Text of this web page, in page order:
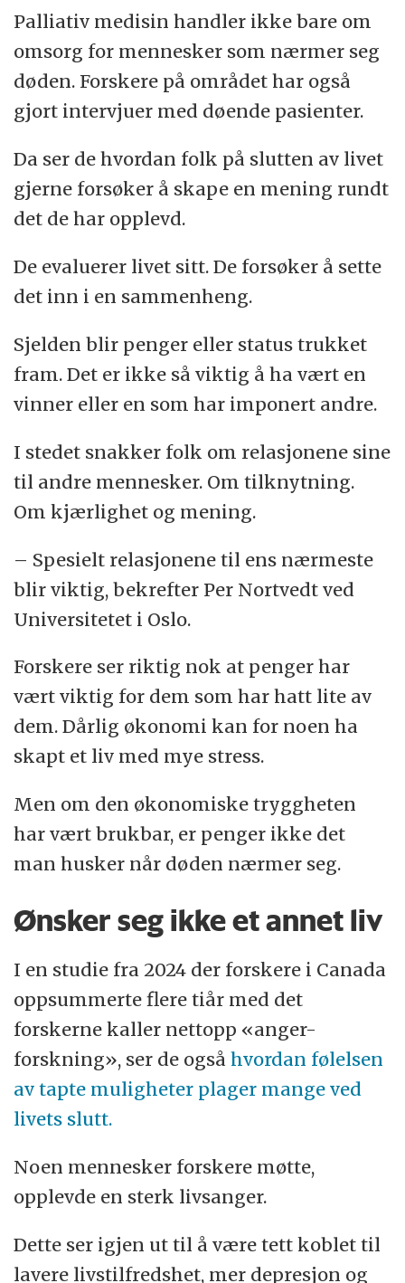
Palliativ medisin handler ikke bare om
omsorg for mennesker som nærmer seg
døden. Forskere på området har også
gjort intervjuer med døende pasienter.
Da ser de hvordan folk på slutten av livet
gjerne forsøker å skape en mening rundt
det de har opplevd.
De evaluerer livet sitt. De forsøker å sette
det inn i en sammenheng.
Sjelden blir penger eller status trukket
fram. Det er ikke så viktig å ha vært en
vinner eller en som har imponert andre.
I stedet snakker folk om relasjonene sine
til andre mennesker. Om tilknytning.
Om kjærlighet og mening.
– Spesielt relasjonene til ens nærmeste
blir viktig, bekrefter Per Nortvedt ved
Universitetet i Oslo.
Forskere ser riktig nok at penger har
vært viktig for dem som har hatt lite av
dem. Dårlig økonomi kan for noen ha
skapt et liv med mye stress.
Men om den økonomiske tryggheten
har vært brukbar, er penger ikke det
man husker når døden nærmer seg.
Ønsker seg ikke et annet liv
I en studie fra 2024 der forskere i Canada
oppsummerte flere tiår med det
forskerne kaller nettopp «anger-
forskning», ser de ogsåhvordan følelsen
av tapte muligheter plager mange ved
livets slutt.
Noen mennesker forskere møtte,
opplevde en sterk livsanger.
Dette ser igjen ut til å være tett koblet til
lavere livstilfredshet, mer depresjon og